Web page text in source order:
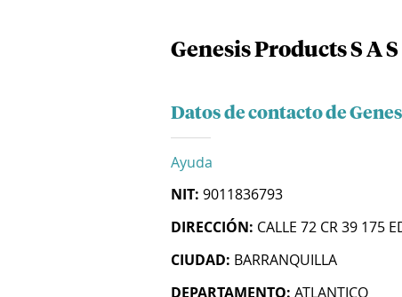
Genesis Products S A S
Datos de contacto de
Ayuda
NIT: 9011836793
DIRECCIÓN: CALLE 72 CR 39 175
CIUDAD: BARRANQUILLA
DEPARTAMENTO: ATLANTICO